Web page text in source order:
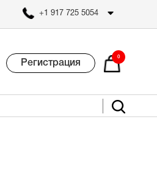
+1 917 725 5054
Регистрация
0